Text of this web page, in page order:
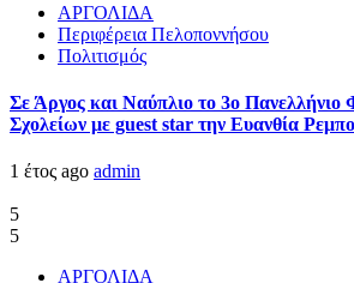
ΑΡΓΟΛΙΔΑ
Περιφέρεια Πελοποννήσου
Πολιτισμός
Σε Άργος και Ναύπλιο το 3ο
Σχολείων με guest star την Ευανθία
1 έτος ago admin
5
5
ΑΡΓΟΛΙΔΑ